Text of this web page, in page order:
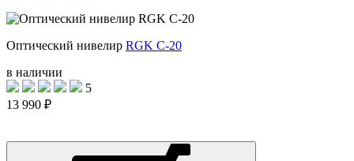
Оптический нивелир RGK C-20
в наличии
5
13 990 ₽